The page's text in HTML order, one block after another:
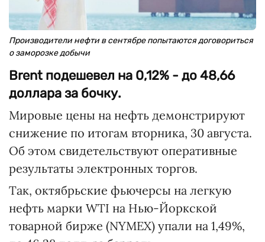
Производители нефти в сентябре попытаются договориться
о заморозке добычи
Brent подешевел на 0,12% - до 48,66
доллара за бочку.
Мировые цены на нефть демонстрируют
снижение по итогам вторника, 30 августа.
Об этом свидетельствуют оперативные
результаты электронных торгов.
Так, октябрьские фьючерсы на легкую
нефть марки WTI на Нью-Йоркской
товарной бирже (NYMEX) упали на 1,49%,